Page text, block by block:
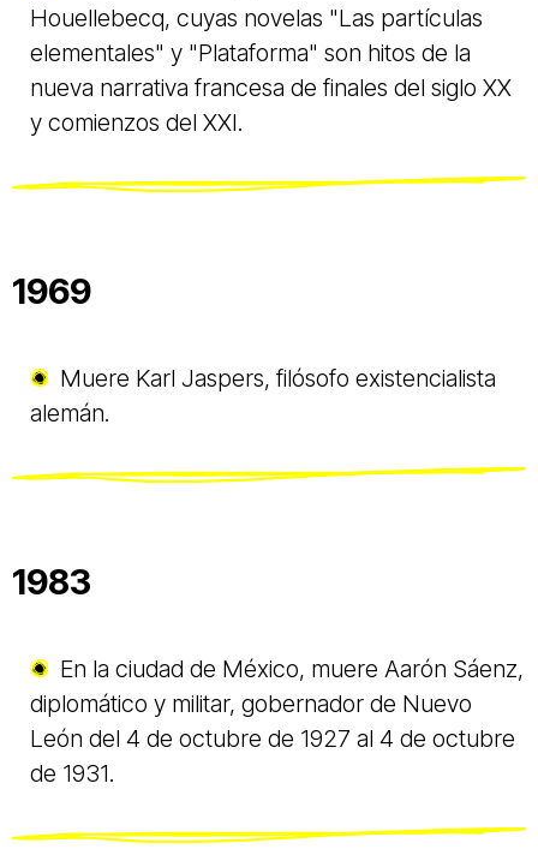
Houellebecq, cuyas novelas "Las partículas
elementales" y "Plataforma" son hitos de la
nueva narrativa francesa de finales del siglo XX
y comienzos del XXI.
1969
Muere Karl Jaspers, filósofo existencialista
alemán.
1983
En la ciudad de México, muere Aarón Sáenz,
diplomático y militar, gobernador de Nuevo
León del 4 de octubre de 1927 al 4 de octubre
de 1931.